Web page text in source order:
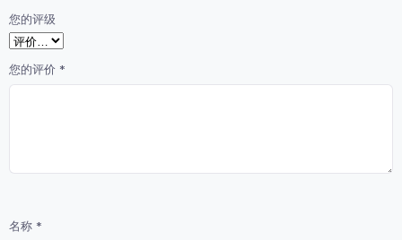
您的评级
您的评价 *
名称 *